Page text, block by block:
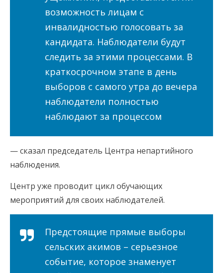
возможность лицам с
инвалидностью голосовать за
кандидата. Наблюдатели будут
следить за этими процессами. В
краткосрочном этапе в день
выборов с самого утра до вечера
наблюдатели полностью
наблюдают за процессом
— сказал председатель Центра непартийного
наблюдения.
Центр уже проводит цикл обучающих
мероприятий для своих наблюдателей.
Предстоящие прямые выборы
сельских акимов – серьезное
событие, которое знаменует